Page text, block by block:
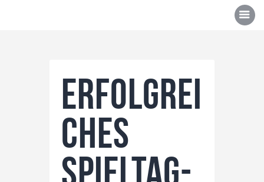
Über uns
Mannschaften
News/Events
Sponsoren
Erfolgrei
ches
Spieltag-